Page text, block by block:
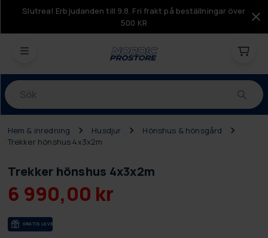
Slutrea! Erbjudanden till 9.8. Fri frakt på beställningar över
500 KR
Produkter
Hem & inredning Husdjur
Hönshus & hönsgård
Trekker hönshus 4x3x2m
Trekker hönshus 4x3x2m
6 990,00 kr
GRA­TIS LE­VE­RANS